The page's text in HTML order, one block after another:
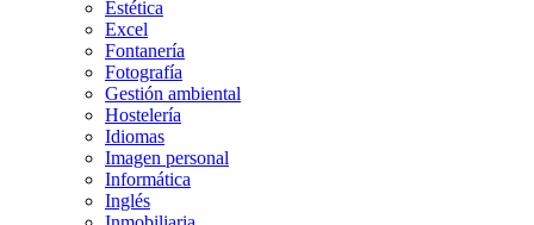
Estética
Excel
Fontanería
Fotografía
Gestión ambiental
Hostelería
Idiomas
Imagen personal
Informática
Inglés